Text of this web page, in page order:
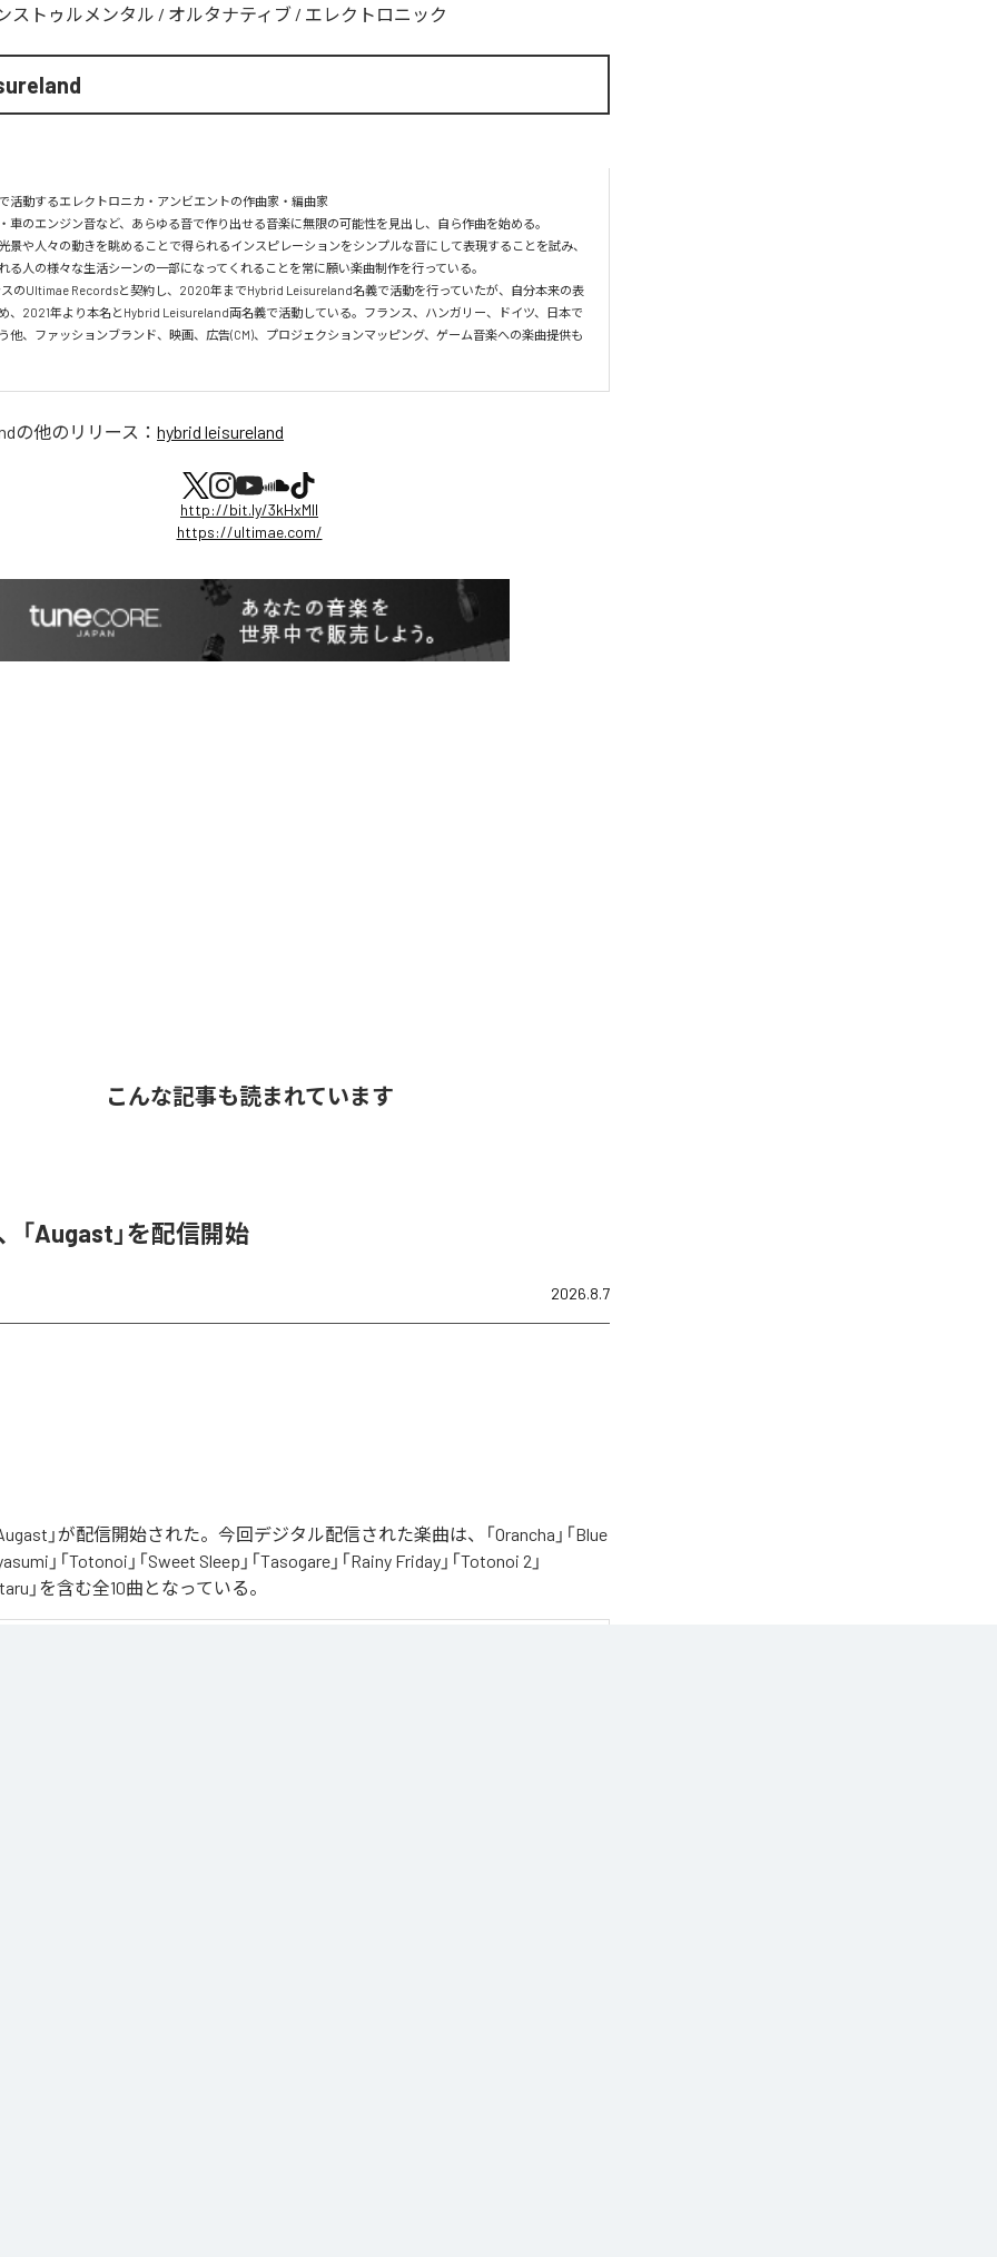
ストゥルメンタル / オルタナティブ / エレクトロニック
活動するエレクトロニカ・アンビエントの作曲家・編曲家
車のエンジン音など、あらゆる音で作り出せる音楽に無限の可能性を見出し、自ら作曲を始める。
景や人々の動きを眺めることで得られるインスピレーションをシンプルな音にして表現することを試み、
る人の様々な生活シーンの一部になってくれることを常に願い楽曲制作を行っている。
のUltimae Recordsと契約し、2020年までHybrid Leisureland名義で活動を行っていたが、自分本来の表
、2021年より本名とHybrid Leisureland両名義で活動している。フランス、ハンガリー、ドイツ、日本で
他、ファッションブランド、映画、広告(CM)、プロジェクションマッピング、ゲーム音楽への楽曲提供も
の他のリリース： hybrid leisureland
http://bit.ly/3kHxMIl
https://ultimae.com/
こんな記事も読まれています
「Augast」を配信開始
2026.8.7
」が配信開始された。今回デジタル配信された楽曲は、「Orancha」「Blue
」「Totonoi」「Sweet Sleep」「Tasogare」「Rainy Friday」「Totonoi 2」
」を含む全10曲となっている。